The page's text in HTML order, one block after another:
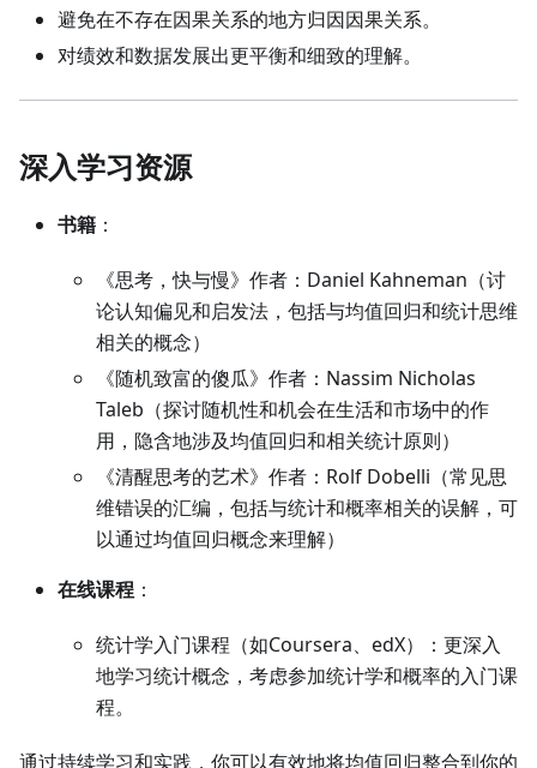
避免在不存在因果关系的地方归因因果关系。
对绩效和数据发展出更平衡和细致的理解。
深入学习资源
书籍 ：
《思考，快与慢》作者：Daniel Kahneman（讨
论认知偏见和启发法，包括与均值回归和统计思维
相关的概念）
《随机致富的傻瓜》作者：Nassim Nicholas
Taleb（探讨随机性和机会在生活和市场中的作
用，隐含地涉及均值回归和相关统计原则）
《清醒思考的艺术》作者：Rolf Dobelli（常见思
维错误的汇编，包括与统计和概率相关的误解，可
以通过均值回归概念来理解）
在线课程 ：
统计学入门课程（如Coursera、edX）：更深入
地学习统计概念，考虑参加统计学和概率的入门课
程。
通过持续学习和实践，你可以有效地将均值回归整合到你的